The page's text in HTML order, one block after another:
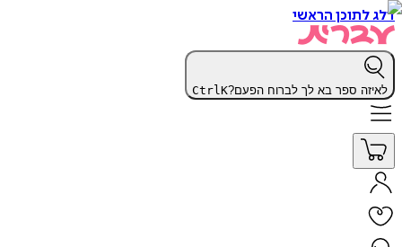
דלג לתוכן הראשי
לאיזה ספר בא לך לברוח הפעם? CtrlK